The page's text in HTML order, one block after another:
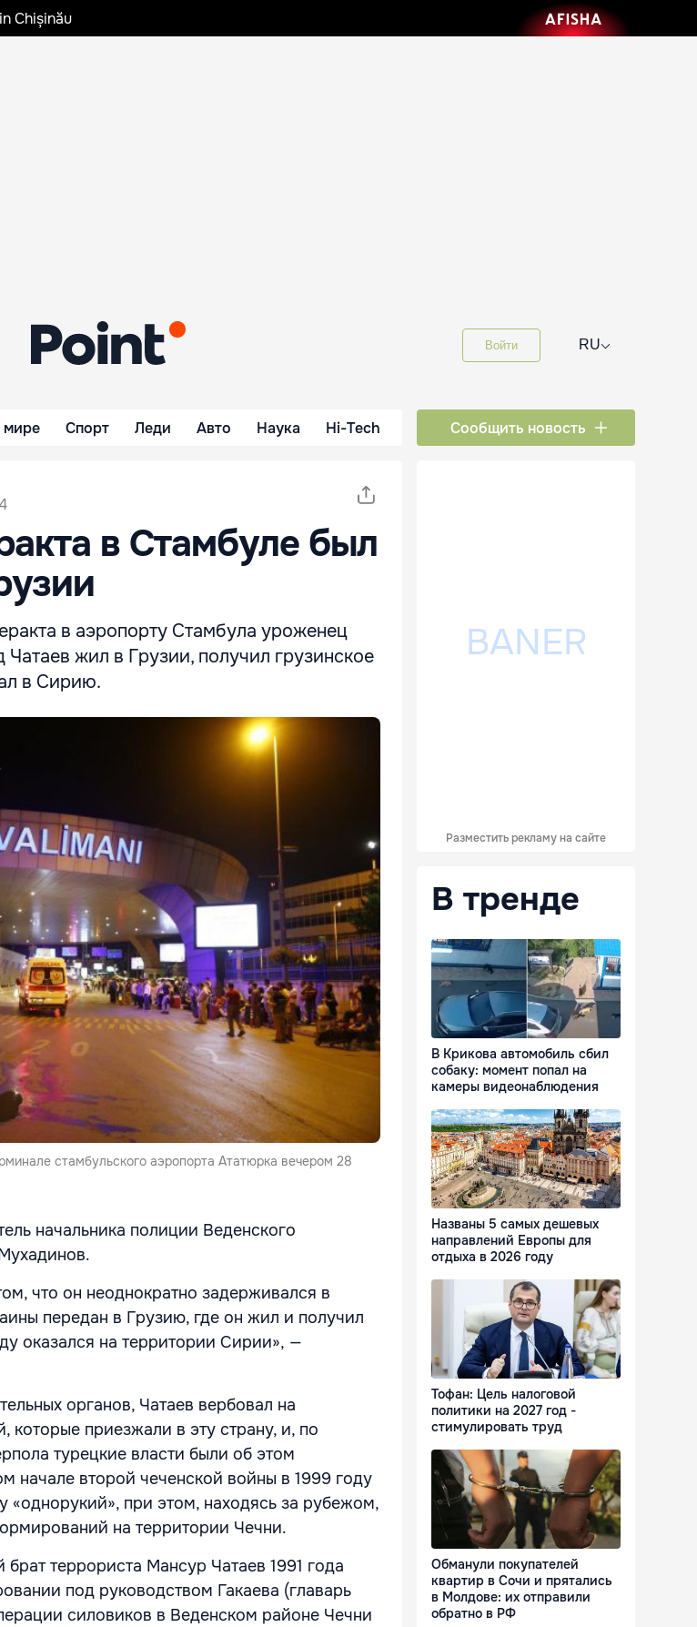
Chișinău
Войти RU⌵
мире Спорт Леди Авто Наука Hi-Tech Сообщить новость
в Стамбуле был
в аэропорту Стамбула уроженец
жил в Грузии, получил грузинское
в Сирию.
стамбульского аэропорта Ататюрка вечером 28
начальника полиции Веденского
что он неоднократно задерживался в
передан в Грузию, где он жил и получил
оказался на территории Сирии», —
органов, Чатаев вербовал на
приезжали в эту страну, и, по
турецкие власти были об этом
начале второй чеченской войны в 1999 году
«однорукий», при этом, находясь за рубежом,
на территории Чечни.
террориста Мансур Чатаев 1991 года
под руководством Гакаева (главарь
силовиков в Веденском районе Чечни
Разместить рекламу на сайте
В тренде
В Крикова автомобиль сбил
собаку: момент попал на
камеры видеонаблюдения
Названы 5 самых дешевых
направлений Европы для
отдыха в 2026 году
Тофан: Цель налоговой
политики на 2027 год -
стимулировать труд
Обманули покупателей
квартир в Сочи и прятались
в Молдове: их отправили
обратно в РФ